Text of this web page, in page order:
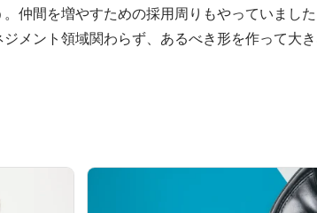
仲間を増やすための採用周りもやっていまし
メント領域関わらず、あるべき形を作って大